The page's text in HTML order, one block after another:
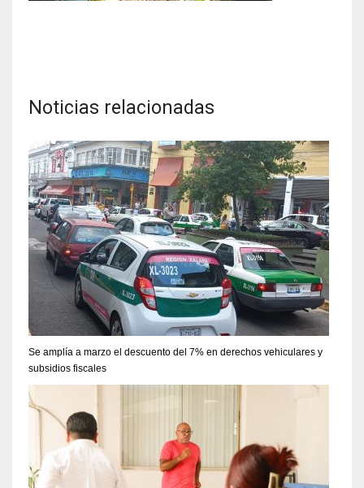
Noticias relacionadas
Se amplía a marzo el descuento del 7% en derechos vehiculares y
subsidios fiscales